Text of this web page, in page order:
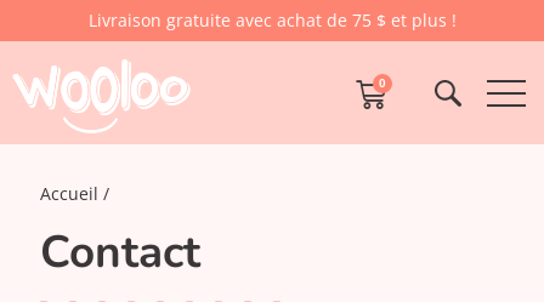
Livraison gratuite avec achat de 75 $ et plus !
0
Accueil
Contact